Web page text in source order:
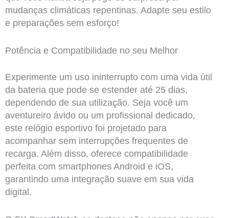
mudanças climáticas repentinas. Adapte seu estilo
e preparações sem esforço!
Potência e Compatibilidade no seu Melhor
Experimente um uso ininterrupto com uma vida útil
da bateria que pode se estender até 25 dias,
dependendo de sua utilização. Seja você um
aventureiro ávido ou um profissional dedicado,
este relógio esportivo foi projetado para
acompanhar sem interrupções frequentes de
recarga. Além disso, oferece compatibilidade
perfeita com smartphones Android e iOS,
garantindo uma integração suave em sua vida
digital.